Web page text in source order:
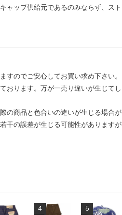
ャップ供給元であるのみならず、ス
すのでご安心してお買い求め下さい。
おります。万が一売り違いが生じて
の商品と色合いの違いが生じる場合が
干の誤差が生じる可能性がありますが
4 5